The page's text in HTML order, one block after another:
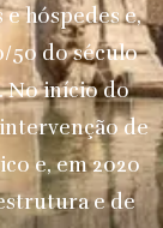
hóspedes e,
50 do século
No início do
de
e, em 2020
e de